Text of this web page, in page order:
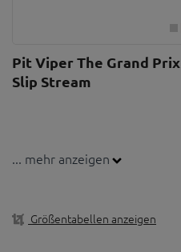
Pit Viper The Grand Prix
Slip Stream
... mehr anzeigen
Größentabellen anzeigen